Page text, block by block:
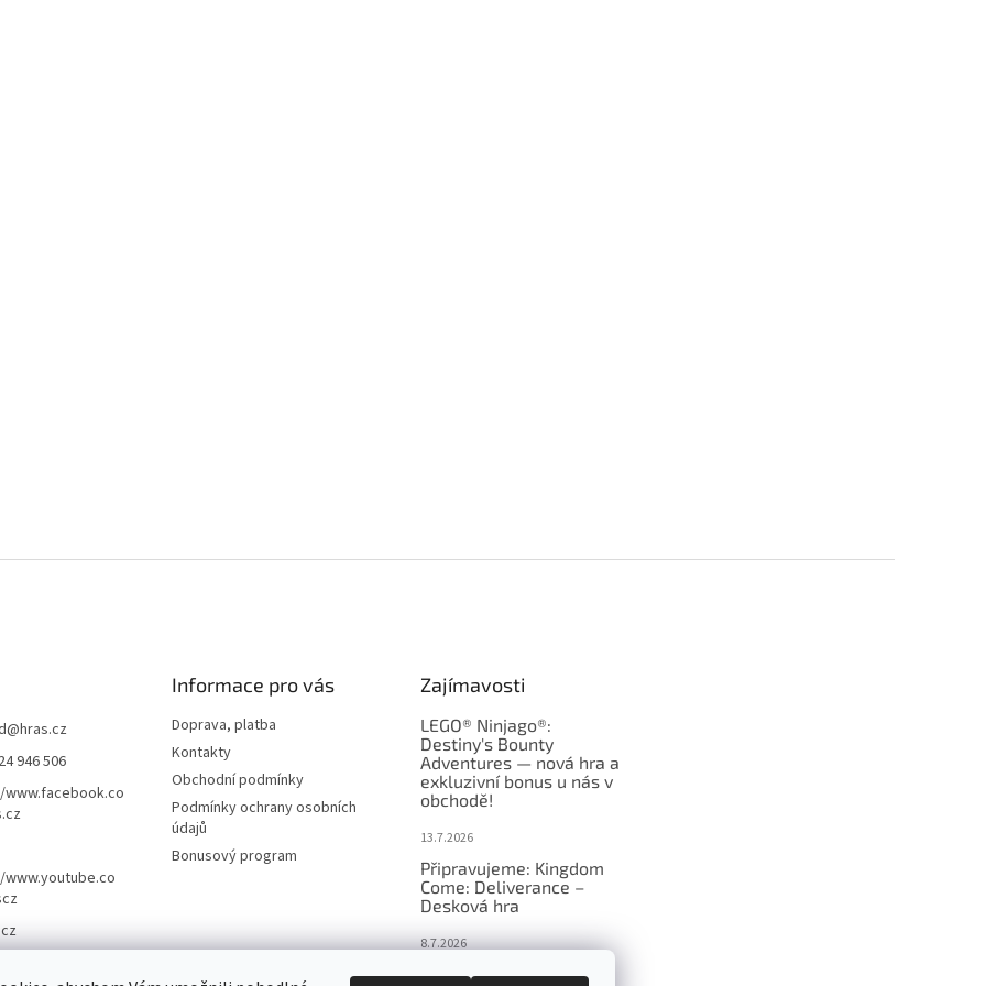
@hras.cz
946 506
Informace pro vás
Doprava, platba
Kontakty
Obchodní podmínky
Podmínky ochrany osobních
údajů
Bonusový program
Zajímavosti
LEGO® Ninjago®:
Destiny's Bounty
Adventures — nová hra a
exkluzivní bonus u nás v
obchodě!
13.7.2026
Připravujeme: Kingdom
Come: Deliverance –
Desková hra
8.7.2026
Nejlepší deskové hry: